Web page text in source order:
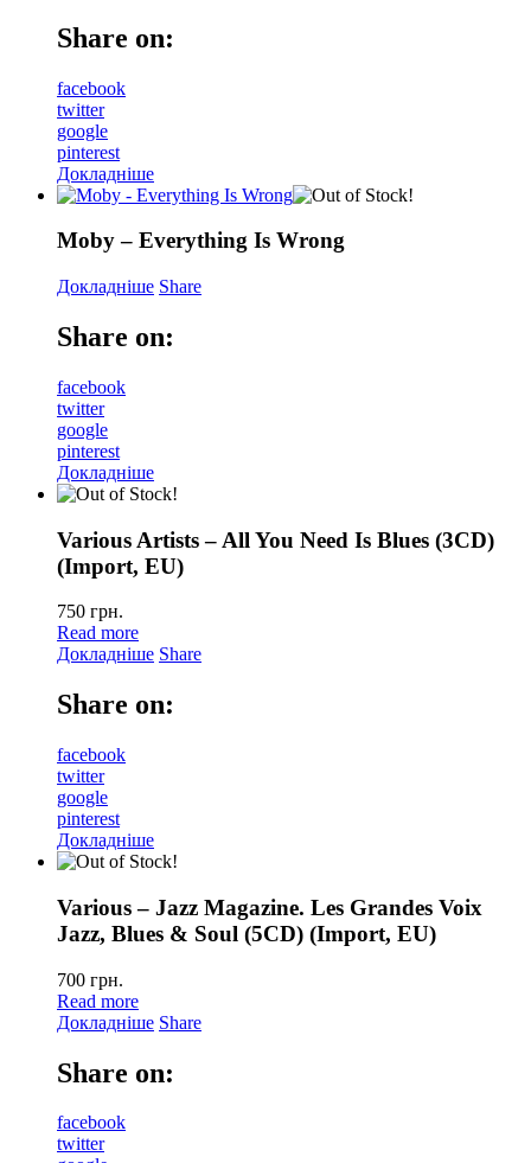
Share on:
facebook
twitter
google
pinterest
Докладніше
Moby – Everything Is Wrong
Докладніше Share
Share on:
facebook
twitter
google
pinterest
Докладніше
Various Artists – All You Need Is Blues (3CD)
(Import, EU)
750 грн.
Read more
Докладніше Share
Share on:
facebook
twitter
google
pinterest
Докладніше
Various – Jazz Magazine. Les Grandes Voix
Jazz, Blues & Soul (5CD) (Import, EU)
700 грн.
Read more
Докладніше Share
Share on:
facebook
twitter